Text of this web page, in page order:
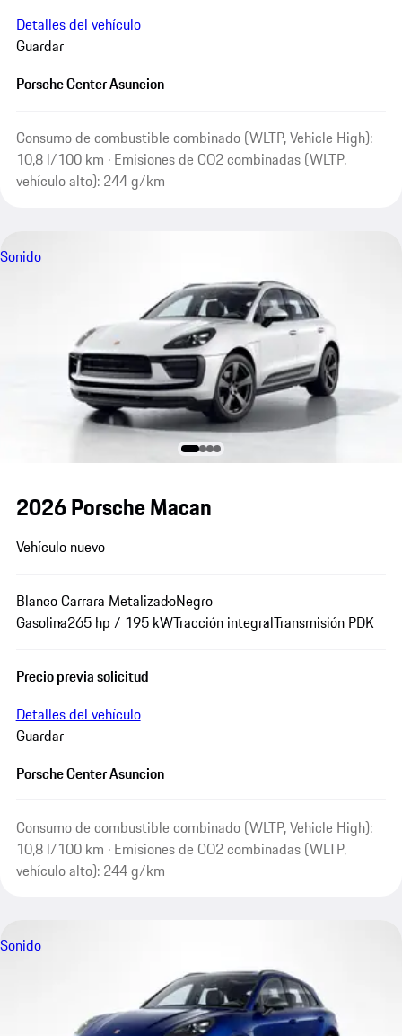
Detalles del vehículo
Guardar
Porsche Center Asuncion
Consumo de combustible combinado (WLTP, Vehicle High):
10,8 l/100 km · Emisiones de CO2 combinadas (WLTP,
vehículo alto): 244 g/km
Sonido
2026 Porsche Macan
Vehículo nuevo
Blanco Carrara MetalizadoNegro
Gasolina265 hp / 195 kWTracción integralTransmisión PDK
Precio previa solicitud
Detalles del vehículo
Guardar
Porsche Center Asuncion
Consumo de combustible combinado (WLTP, Vehicle High):
10,8 l/100 km · Emisiones de CO2 combinadas (WLTP,
vehículo alto): 244 g/km
Sonido